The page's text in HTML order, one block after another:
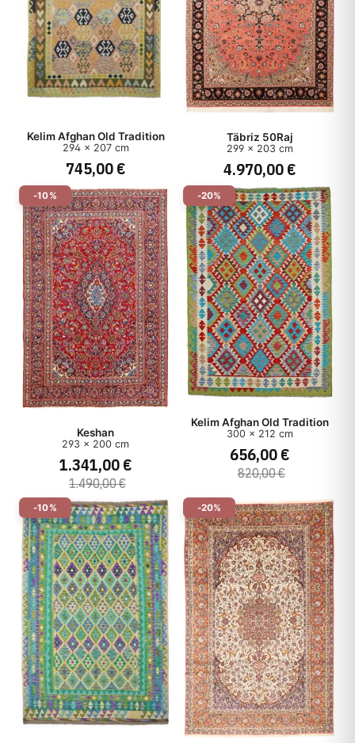
Kelim Afghan Old Tradition
294 x 207 cm
745,00 €
Täbriz 50Raj
299 x 203 cm
4.970,00 €
-10%
Keshan
293 x 200 cm
1.341,00 €
1.490,00 €
-20%
Kelim Afghan Old Tradition
300 x 212 cm
656,00 €
820,00 €
-10% -20%